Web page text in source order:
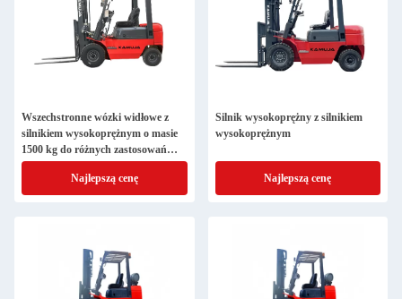
Wszechstronne wózki widłowe z
silnikiem wysokoprężnym o masie
1500 kg do różnych zastosowań
podnoszących
Najlepszą cenę
Silnik wysokoprężny z silnikiem
wysokoprężnym
Najlepszą cenę